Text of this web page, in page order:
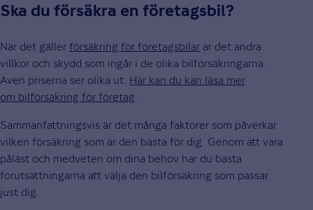
Ska du försäkra en företagsbil?
När det gäller försäkring för företagsbilar är det andra
villkor och skydd som ingår i de olika bilförsäkringarna.
Även priserna ser olika ut. Här kan du kan läsa mer
om bilförsäkring för företag
Sammanfattningsvis är det många faktorer som påverkar
vilken försäkring som är den bästa för dig. Genom att vara
påläst och medveten om dina behov har du bästa
förutsättningarna att välja den bilförsäkring som passar
just dig.